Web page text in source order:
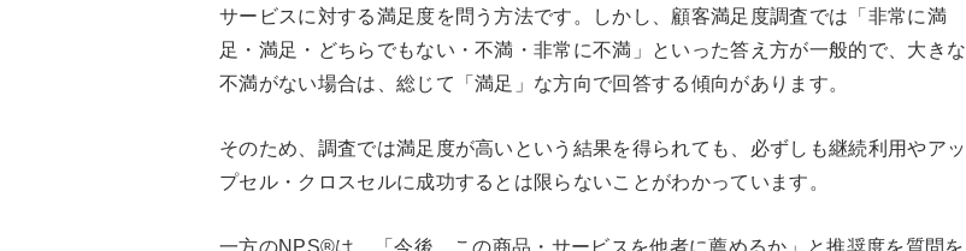
サービスに対する満足度を問う方法です。しかし、顧客満足度調査では「非常に満
足・満足・どちらでもない・不満・非常に不満」といった答え方が一般的で、大きな
不満がない場合は、総じて「満足」な方向で回答する傾向があります。
そのため、調査では満足度が高いという結果を得られても、必ずしも継続利用やアッ
プセル・クロスセルに成功するとは限らないことがわかっています。